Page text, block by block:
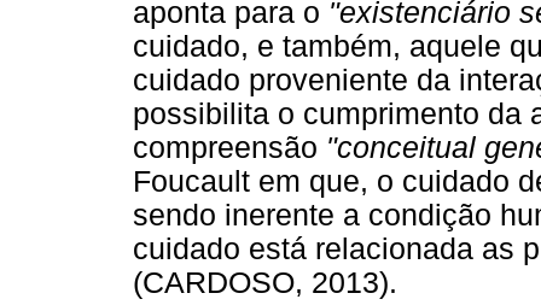
aponta para o "existenciário
cuidado, e também, aquele
cuidado proveniente da
possibilita o cumprimento da
compreensão "conceitual
Foucault em que, o cuidado
sendo inerente a condição
cuidado está relacionada as
(CARDOSO, 2013).